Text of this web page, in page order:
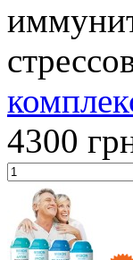
4300